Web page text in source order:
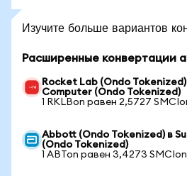
Изучите больше вариантов
Расширенные конвертации
Rocket Lab (Ondo
Computer (Ondo Tokenized)
1 RKLBon равен 2,5727
Abbott (Ondo Tokenized) в
(Ondo Tokenized)
1 ABTon равен 3,4273 SMCIon